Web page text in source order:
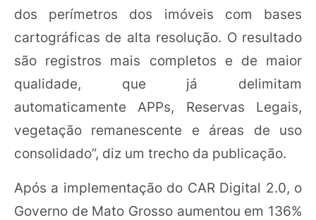
dos perímetros dos imóveis com bases
cartográficas de alta resolução. O resultado
são registros mais completos e de maior
qualidade, que já delimitam
automaticamente APPs, Reservas Legais,
vegetação remanescente e áreas de uso
consolidado”, diz um trecho da publicação.
Após a implementação do CAR Digital 2.0, o
Governo de Mato Grosso aumentou em 136%